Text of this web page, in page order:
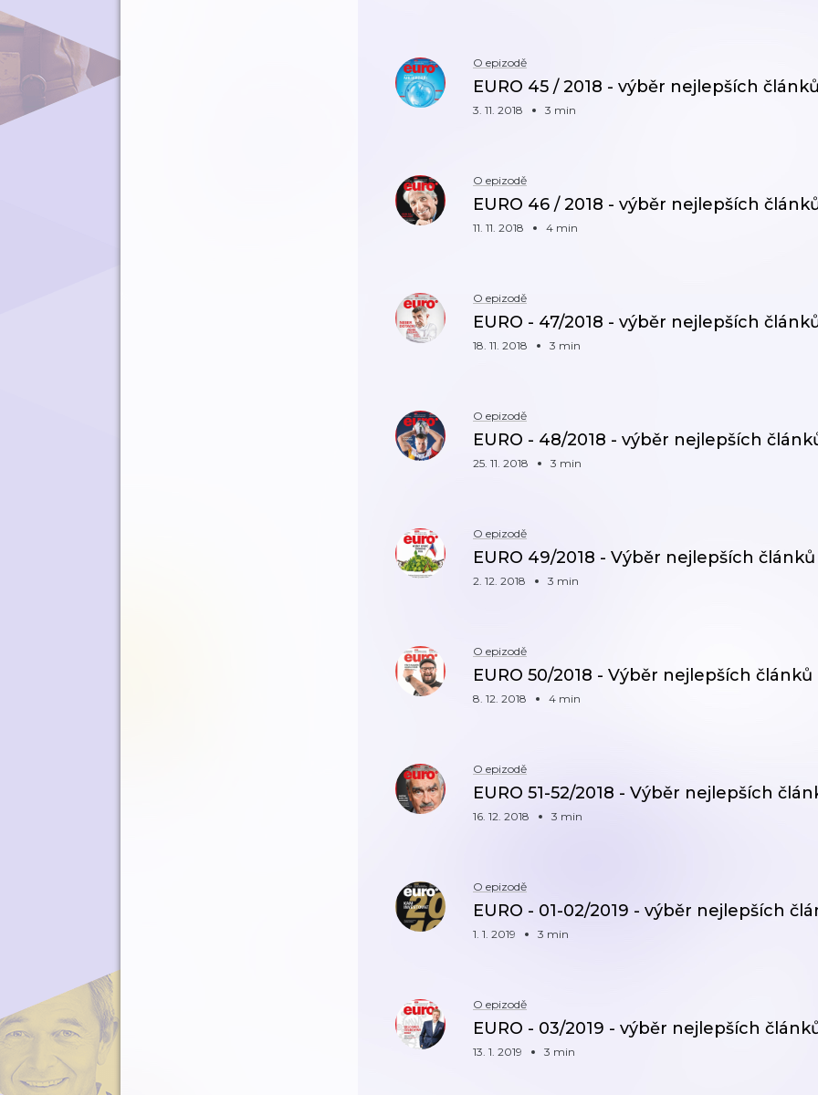
O epizodě
EURO 45 / 2018 - výběr nejlepších
3. 11. 2018 3 min
O epizodě
EURO 46 / 2018 - výběr nejlepších
11. 11. 2018 4 min
O epizodě
EURO - 47/2018 - výběr nejlepších
18. 11. 2018 3 min
O epizodě
EURO - 48/2018 - výběr nejlepších
25. 11. 2018 3 min
O epizodě
EURO 49/2018 - Výběr nejlepších článků
2. 12. 2018 3 min
O epizodě
EURO 50/2018 - Výběr nejlepších článků
8. 12. 2018 4 min
O epizodě
EURO 51-52/2018 - Výběr nejlepších
16. 12. 2018 3 min
O epizodě
EURO - 01-02/2019 - výběr nejlepších
1. 1. 2019 3 min
O epizodě
EURO - 03/2019 - výběr nejlepších
13. 1. 2019 3 min